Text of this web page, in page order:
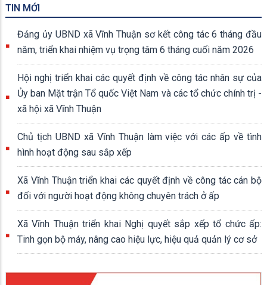
TIN MỚI
Đảng ủy UBND xã Vĩnh Thuận sơ kết công tác 6 tháng đầu
năm, triển khai nhiệm vụ trọng tâm 6 tháng cuối năm 2026
Hội nghị triển khai các quyết định về công tác nhân sự của
Ủy ban Mặt trận Tổ quốc Việt Nam và các tổ chức chính trị -
xã hội xã Vĩnh Thuận
Chủ tịch UBND xã Vĩnh Thuận làm việc với các ấp về tình
hình hoạt động sau sắp xếp
Xã Vĩnh Thuận triển khai các quyết định về công tác cán bộ
đối với người hoạt động không chuyên trách ở ấp
Xã Vĩnh Thuận triển khai Nghị quyết sắp xếp tổ chức ấp:
Tinh gọn bộ máy, nâng cao hiệu lực, hiệu quả quản lý cơ sở